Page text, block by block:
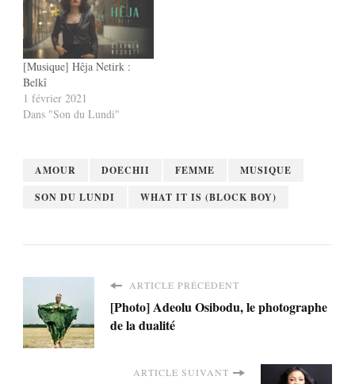
[Musique] Hêja Netirk :
Belkî
1 février 2021
Dans "Son du Lundi"
AMOUR DOECHII FEMME
MUSIQUE
SON DU LUNDI
WHAT IT IS (BLOCK BOY)
ARTICLE PRÉCÉDENT
[Photo] Adeolu Osibodu, le photographe
de la dualité
ARTICLE SUIVANT